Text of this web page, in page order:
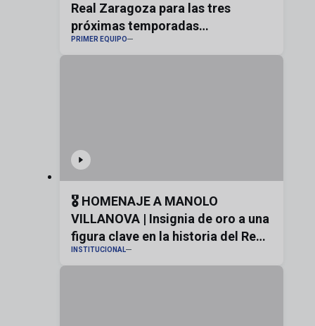
Real Zaragoza para las tres
próximas temporadas
#realzaragoza
PRIMER EQUIPO
🎖️ HOMENAJE A MANOLO
VILLANOVA | Insignia de oro a una
figura clave en la historia del Real
Zaragoza
INSTITUCIONAL